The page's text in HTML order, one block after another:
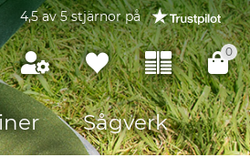
4,5 av 5 stjärnor på
0
Sågverk